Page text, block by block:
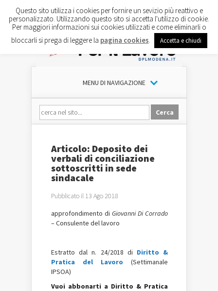
MENU DI NAVIGAZIONE
Articolo: Deposito dei
verbali di conciliazione
sottoscritti in sede
sindacale
Pubblicato il 13 Ago 2018
approfondimento di Giovanni Di Corrado
– Consulente del lavoro
Estratto dal n. 24/2018 di Diritto &
Pratica del Lavoro (Settimanale
IPSOA)
Vuoi abbonarti a Diritto & Pratica
Questo sito utilizza i cookies per fornire un sevizio più reattivo e
personalizzato. Utilizzando questo sito si accetta l'utilizzo di cookie.
Per maggiori informazioni sui cookies utilizzati e come eliminarli o
bloccarli si prega di leggere la pagina cookies Accetta e chiudi